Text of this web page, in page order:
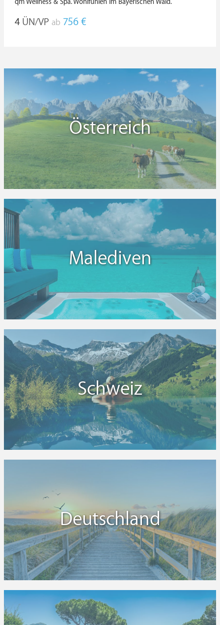
ausführlichen Testberichte der Wellness Heaven®
Redaktion ans Herz gelegt.
qm Wellness & Spa. Wohlfühlen im Bayerischen Wald.
4 ÜN/VP ab 756 €
Österreich
Malediven
Schweiz
Deutschland